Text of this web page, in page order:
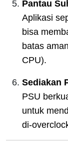
Pantau
Aplikasi
bisa
batas
CPU).
Sediakan
PSU
untuk
di-